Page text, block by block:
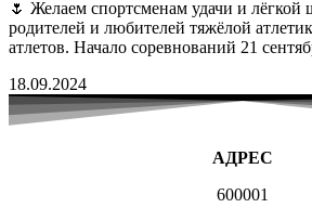
🌷 Желаем спортсменам удачи и
родителей и любителей тяжёлой
атлетов. Начало соревнований 21
18.09.2024
АДРЕС
600001